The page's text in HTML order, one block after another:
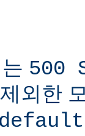
500
외한
default